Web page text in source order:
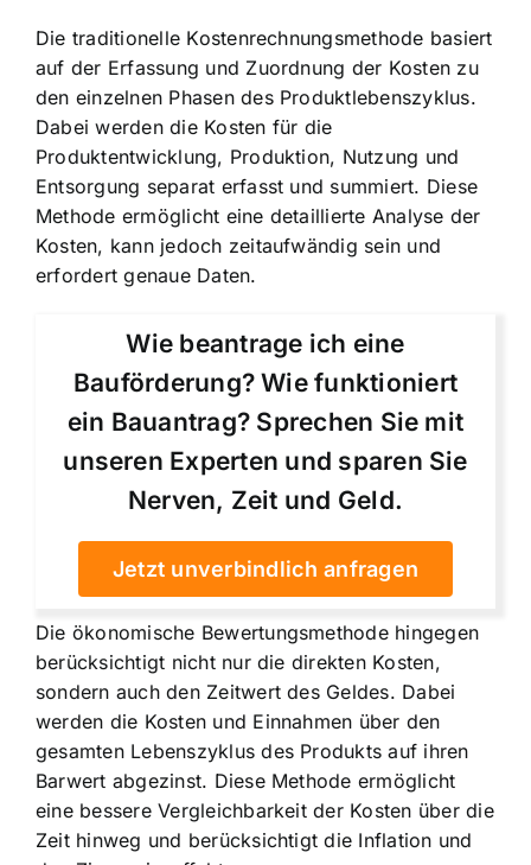
Die traditionelle Kostenrechnungsmethode basiert
auf der Erfassung und Zuordnung der Kosten zu
den einzelnen Phasen des Produktlebenszyklus.
Dabei werden die Kosten für die
Produktentwicklung, Produktion, Nutzung und
Entsorgung separat erfasst und summiert. Diese
Methode ermöglicht eine detaillierte Analyse der
Kosten, kann jedoch zeitaufwändig sein und
erfordert genaue Daten.
Wie beantrage ich eine
Bauförderung? Wie funktioniert
ein Bauantrag? Sprechen Sie mit
unseren Experten und sparen Sie
Nerven, Zeit und Geld.
Jetzt unverbindlich anfragen
Die ökonomische Bewertungsmethode hingegen
berücksichtigt nicht nur die direkten Kosten,
sondern auch den Zeitwert des Geldes. Dabei
werden die Kosten und Einnahmen über den
gesamten Lebenszyklus des Produkts auf ihren
Barwert abgezinst. Diese Methode ermöglicht
eine bessere Vergleichbarkeit der Kosten über die
Zeit hinweg und berücksichtigt die Inflation und